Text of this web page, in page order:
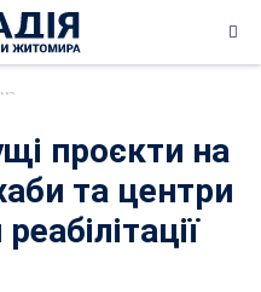
проєкти на
та центри